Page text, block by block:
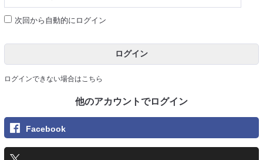
次回から自動的にログイン
ログイン
ログインできない場合はこちら
他のアカウントでログイン
Facebook